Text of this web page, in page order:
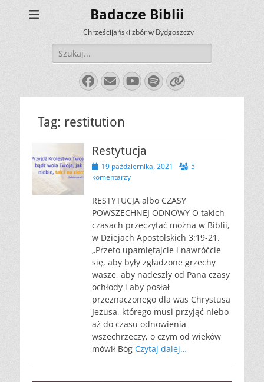
Badacze Biblii
Chrześcijański zbór w Bydgoszczy
Szukaj:
Facebook
E-
mail
YouTube
Spotify
Link
Tag: restitution
Restytucja
Opublikowano
19 października, 2021
5
komentarzy
RESTYTUCJA albo CZASY
POWSZECHNEJ ODNOWY O takich
czasach przeczytać można w Biblii,
w Dziejach Apostolskich 3:19-21.
„Przeto upamiętajcie i nawróćcie
się, aby były zgładzone grzechy
wasze, aby nadeszły od Pana czasy
ochłody i aby posłał
przeznaczonego dla was Chrystusa
Jezusa, którego musi przyjąć niebo
aż do czasu odnowienia
wszechrzeczy, o czym od wieków
mówił Bóg Czytaj dalej…